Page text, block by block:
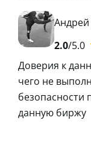
Андрей
2.0/5.0
Доверия к
чего не
безопасности
данную биржу